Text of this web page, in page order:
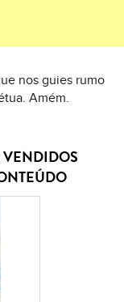
nos guies rumo
Amém.
VENDIDOS